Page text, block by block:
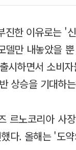
진한 이유로는 '
델만 내놓았을
시하면서 소비
상승을 기대하
르노코리아 사
다. 올해는 '도